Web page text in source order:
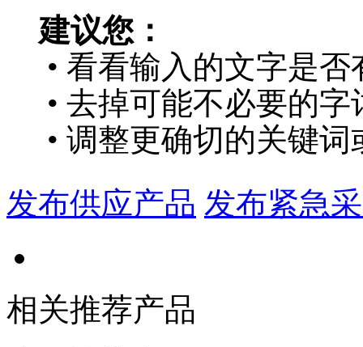
建议您：
• 看看输入的文字是否
• 去掉可能不必要的字
• 调整更确切的关键
发布供应产品 发布紧急
相关推荐产品